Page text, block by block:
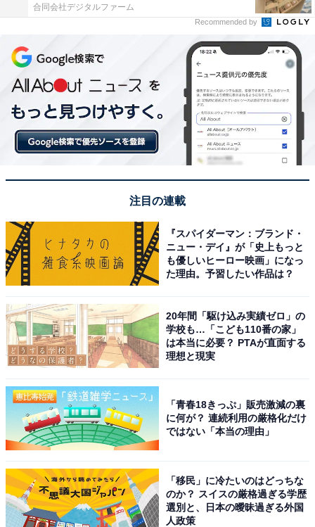
合同会社デジタルファーム
Recommended by
注目の連載
『スパイダーマン：ブランド・
ニュー・デイ』が「史上もっと
も優しいヒーロー映画」になっ
た理由。予習したい作品は？
20年間「駆け込み実績ゼロ」の
学校も…「こども110番の家」
は本当に必要？ PTAが直面する
理想と現実
「青春18きっぷ」販売激減の裏
に何が？ 連続利用の厳格化だけ
ではない「本当の理由」
「移民」に冷たいのはどっちな
のか？ スイスの厳格過ぎる学歴
選別と、日本の曖昧過ぎる外国
人政策